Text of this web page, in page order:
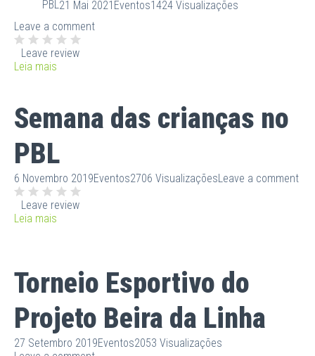
PBL21 Mai 2021 Eventos1424 Visualizações
Leave a comment
Leave review
Leia mais
Semana das crianças no
PBL
6 Novembro 2019Eventos2706 VisualizaçõesLeave a comment
Leave review
Leia mais
Torneio Esportivo do
Projeto Beira da Linha
27 Setembro 2019Eventos2053 Visualizações